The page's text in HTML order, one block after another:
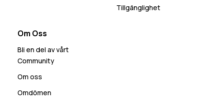
Tillgänglighet
Om Oss
Bli en del av vårt
Community
Om oss
Omdömen